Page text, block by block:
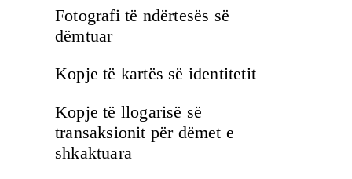
Fotografi të ndërtesës së
dëmtuar
Kopje të kartës së identitetit
Kopje të llogarisë së
transaksionit për dëmet e
shkaktuara